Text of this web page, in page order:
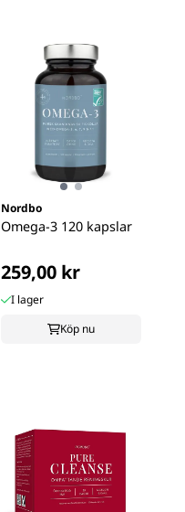
Nordbo
Omega-3 120 kapslar
259,00 kr
I lager
Köp nu